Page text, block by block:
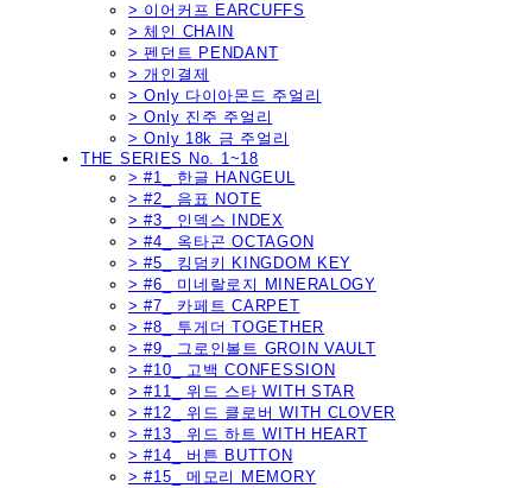
> 이어커프 EARCUFFS
> 체인 CHAIN
> 펜던트 PENDANT
> 개인결제
> Only 다이아몬드 주얼리
> Only 진주 주얼리
> Only 18k 금 주얼리
THE SERIES No. 1~18
> #1_ 한글 HANGEUL
> #2_ 음표 NOTE
> #3_ 인덱스 INDEX
> #4_ 옥타곤 OCTAGON
> #5_ 킹덤키 KINGDOM KEY
> #6_ 미네랄로지 MINERALOGY
> #7_ 카페트 CARPET
> #8_ 투게더 TOGETHER
> #9_ 그로인볼트 GROIN VAULT
> #10_ 고백 CONFESSION
> #11_ 위드 스타 WITH STAR
> #12_ 위드 클로버 WITH CLOVER
> #13_ 위드 하트 WITH HEART
> #14_ 버튼 BUTTON
> #15_ 메모리 MEMORY